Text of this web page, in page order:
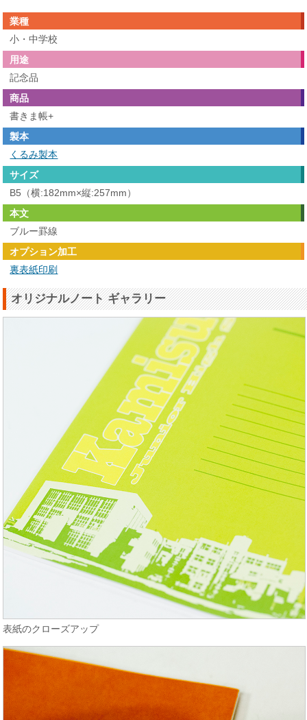
業種
小・中学校
用途
記念品
商品
書きま帳+
製本
くるみ製本
サイズ
B5（横:182mm×縦:257mm）
本文
ブルー罫線
オプション加工
裏表紙印刷
オリジナルノート ギャラリー
表紙のクローズアップ